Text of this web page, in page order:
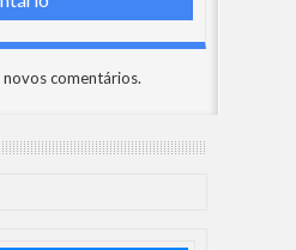
comentários.